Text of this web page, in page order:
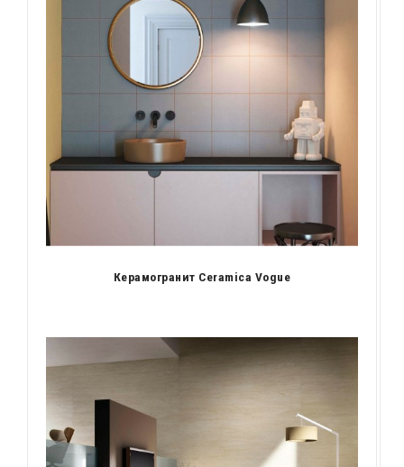
Керамогранит Ceramica Vogue